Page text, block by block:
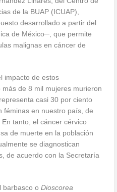
de la BUAP (ICUAP),
desarrollado a partir del
de México─, que permite
malignas en cáncer de
impacto de estos
de 8 mil mujeres murieron
casi 30 por ciento
féminas en nuestro país, de
tanto, el cáncer cérvico
de muerte en la población
se diagnostican
de acuerdo con la Secretaría
barbasco oDioscorea